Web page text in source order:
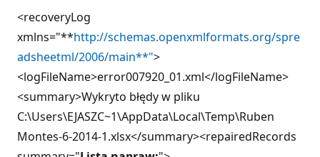
<recoveryLog
xmlns="**http://schemas.openxmlformats.org/spre
adsheetml/2006/main**">
<logFileName>error007920_01.xml</logFileName>
<summary>Wykryto błędy w pliku
C:\Users\EJASZC~1\AppData\Local\Temp\Ruben
Montes-6-2014-1.xlsx</summary><repairedRecords